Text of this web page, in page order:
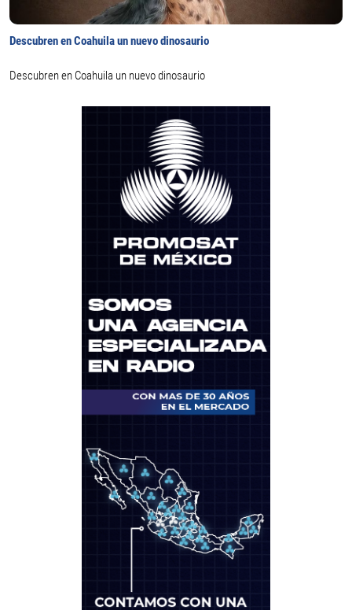
Descubren en Coahuila un nuevo dinosaurio
Descubren en Coahuila un nuevo dinosaurio